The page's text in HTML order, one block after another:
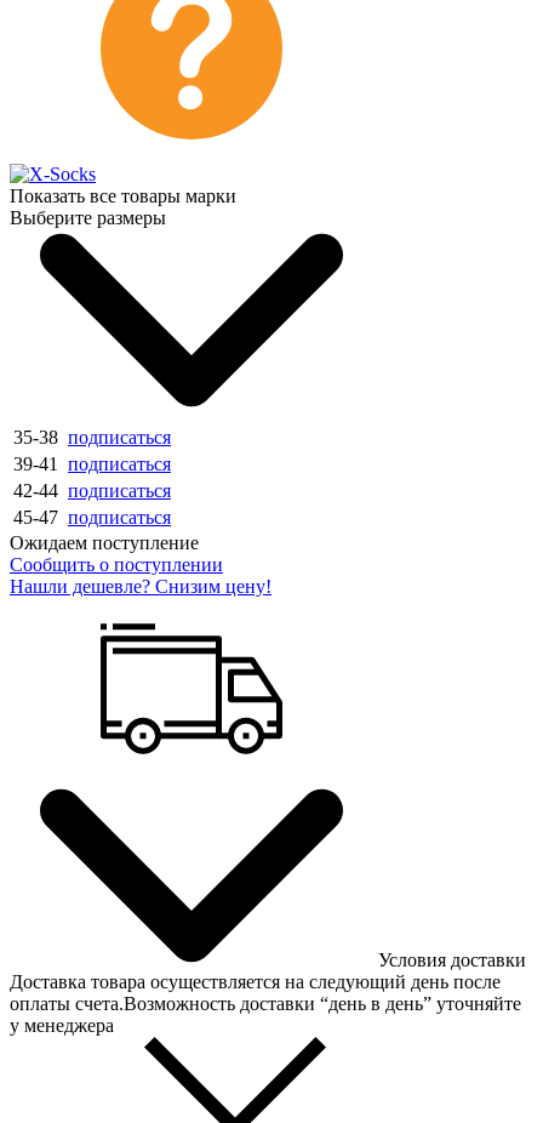
Показать все товары марки
Выберите размеры
35-38 подписаться
39-41
подписаться
42-44 подписаться
45-47 подписаться
Ожидаем поступление
Сообщить о поступлении
Нашли дешевле? Снизим цену!
Условия доставки
Доставка товара осуществляется на следующий день после
оплаты счета.Возможность доставки “день в день” уточняйте
у менеджера